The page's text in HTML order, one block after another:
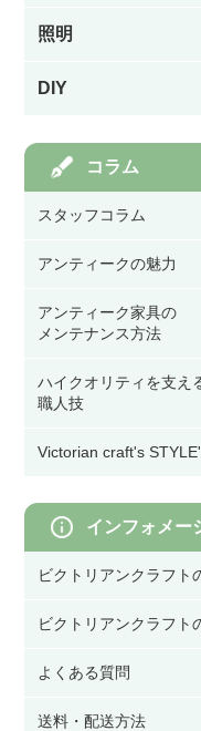
ステンドグラス
オリジナル製作
玄関／ガーデン
ミラー
オブジェ／キ
照明
ペンダントライ
テーブル・デ
シーリングラ
ットライト
シェード
灯具・電球・オ
DIY
棚受け（ブラケ
コラム
スタッフコラム
アンティークの魅力
アンティーク家具の
メンテナンス方法
ハイクオリティを支え
職人技
Victorian craft's
インフォメー
ビクトリアンクラフト
ビクトリアンクラフト
よくある質問
送料・配送方法